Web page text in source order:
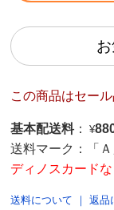
この商品はセー
基本配送料 ： ¥
送料マーク：
「Ａ
ディノスカード
送料について ｜返品